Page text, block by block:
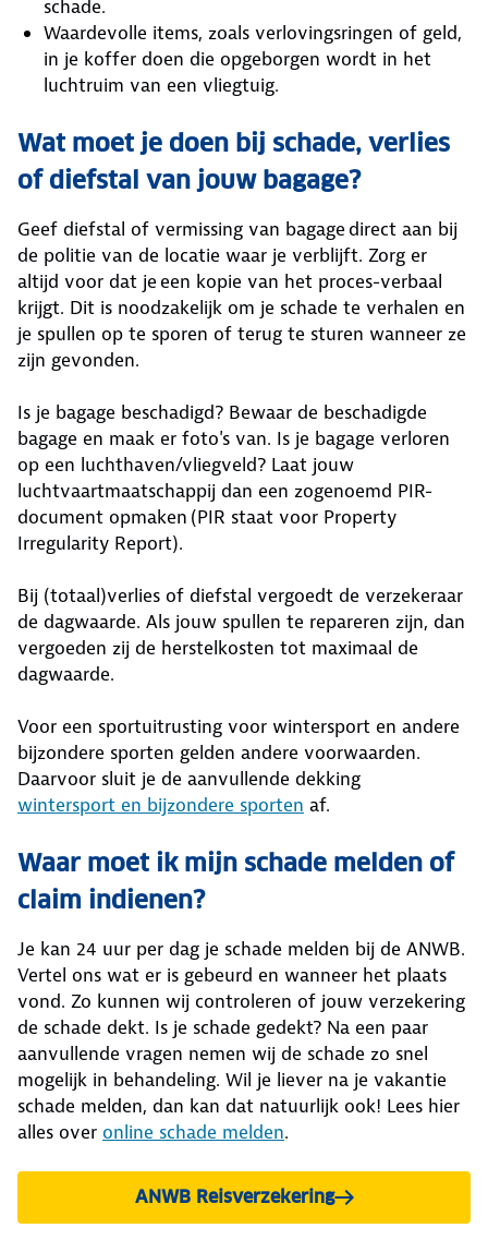
schade.
Waardevolle items, zoals verlovingsringen of geld,
in je koffer doen die opgeborgen wordt in het
luchtruim van een vliegtuig.
Wat moet je doen bij schade, verlies
of diefstal van jouw bagage?
Geef diefstal of vermissing van bagage direct aan bij
de politie van de locatie waar je verblijft. Zorg er
altijd voor dat je een kopie van het proces-verbaal
krijgt. Dit is noodzakelijk om je schade te verhalen en
je spullen op te sporen of terug te sturen wanneer ze
zijn gevonden.
Is je bagage beschadigd? Bewaar de beschadigde
bagage en maak er foto's van. Is je bagage verloren
op een luchthaven/vliegveld? Laat jouw
luchtvaartmaatschappij dan een zogenoemd PIR-
document opmaken (PIR staat voor Property
Irregularity Report).
Bij (totaal)verlies of diefstal vergoedt de verzekeraar
de dagwaarde. Als jouw spullen te repareren zijn, dan
vergoeden zij de herstelkosten tot maximaal de
dagwaarde.
Voor een sportuitrusting voor wintersport en andere
bijzondere sporten gelden andere voorwaarden.
Daarvoor sluit je de aanvullende dekking
wintersport en bijzondere sporten af.
Waar moet ik mijn schade melden of
claim indienen?
Je kan 24 uur per dag je schade melden bij de ANWB.
Vertel ons wat er is gebeurd en wanneer het plaats
vond. Zo kunnen wij controleren of jouw verzekering
de schade dekt. Is je schade gedekt? Na een paar
aanvullende vragen nemen wij de schade zo snel
mogelijk in behandeling. Wil je liever na je vakantie
schade melden, dan kan dat natuurlijk ook! Lees hier
alles over online schade melden.
ANWB Reisverzekering
bekijken.